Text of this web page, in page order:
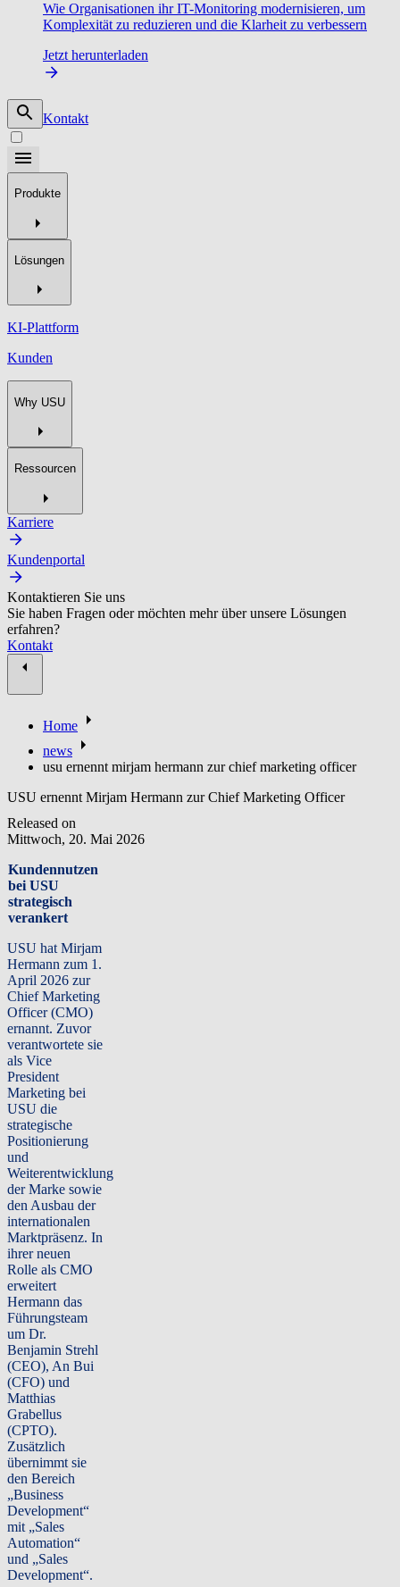
Wie Organisationen ihr IT-Monitoring modernisieren, um
Komplexität zu reduzieren und die Klarheit zu verbessern
Jetzt herunterladen
Kontakt
Produkte
Lösungen
KI-Plattform
Kunden
Why USU
Ressourcen
Karriere
Kundenportal
Kontaktieren Sie uns
Sie haben Fragen oder möchten mehr über unsere Lösungen
erfahren?
Kontakt
Home
news
usu ernennt mirjam hermann zur chief marketing officer
USU ernennt Mirjam Hermann zur Chief Marketing Officer
Released on
Mittwoch, 20. Mai 2026
Kundennutzen
bei USU
strategisch
verankert
USU hat Mirjam
Hermann zum 1.
April 2026 zur
Chief Marketing
Officer (CMO)
ernannt. Zuvor
verantwortete sie
als Vice
President
Marketing bei
USU die
strategische
Positionierung
und
Weiterentwicklung
der Marke sowie
den Ausbau der
internationalen
Marktpräsenz. In
ihrer neuen
Rolle als CMO
erweitert
Hermann das
Führungsteam
um Dr.
Benjamin Strehl
(CEO), An Bui
(CFO) und
Matthias
Grabellus
(CPTO).
Zusätzlich
übernimmt sie
den Bereich
„Business
Development“
mit „Sales
Automation“
und „Sales
Development“.